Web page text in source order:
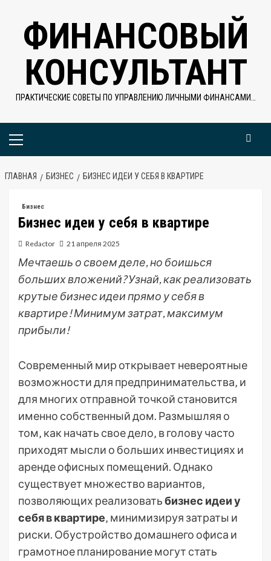
содержимому
ФИНАНСОВЫЙ
КОНСУЛЬТАНТ
ПРАКТИЧЕСКИЕ СОВЕТЫ ПО УПРАВЛЕНИЮ ЛИЧНЫМИ ФИНАНСАМИ…
Основное
ГЛАВНАЯ БИЗНЕС БИЗНЕС ИДЕИ У СЕБЯ В КВАРТИРЕ
Бизнес
Бизнес идеи у себя в квартире
Redactor 21 апреля 2025
Мечтаешь о своем деле, но боишься
больших вложений? Узнай, как реализовать
крутые бизнес идеи прямо у себя в
квартире! Минимум затрат, максимум
прибыли!
Современный мир открывает невероятные
возможности для предпринимательства‚ и
для многих отправной точкой становится
именно собственный дом. Размышляя о
том‚ как начать свое дело‚ в голову часто
приходят мысли о больших инвестициях и
аренде офисных помещений. Однако
существует множество вариантов‚
позволяющих реализоватьбизнес идеи у
себя в квартире‚ минимизируя затраты и
риски. Обустройство домашнего офиса и
грамотное планирование могут стать